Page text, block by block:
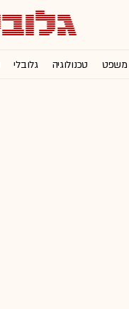
משפט טכנולוגיה גלובלי